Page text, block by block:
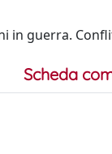
in guerra.
Scheda